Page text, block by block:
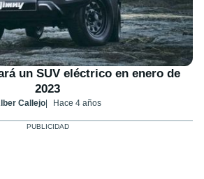
un SUV eléctrico en enero de
2023
Callejo Hace 4 años